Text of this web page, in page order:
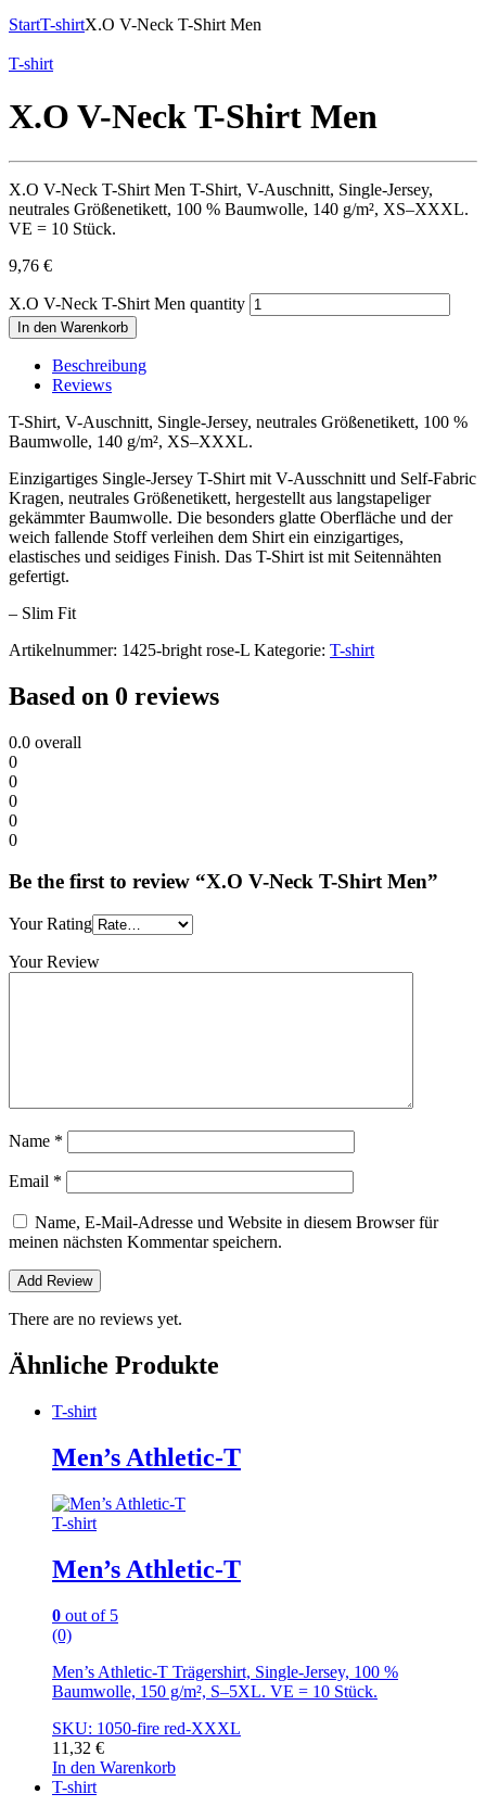
StartT-shirtX.O V-Neck T-Shirt Men
T-shirt
X.O V-Neck T-Shirt Men
X.O V-Neck T-Shirt Men T-Shirt, V-Auschnitt, Single-Jersey,
neutrales Größenetikett, 100 % Baumwolle, 140 g/m², XS–XXXL.
VE = 10 Stück.
9,76 €
X.O V-Neck T-Shirt Men quantity
In den Warenkorb
Beschreibung
Reviews
T-Shirt, V-Auschnitt, Single-Jersey, neutrales Größenetikett, 100 %
Baumwolle, 140 g/m², XS–XXXL.
Einzigartiges Single-Jersey T-Shirt mit V-Ausschnitt und Self-Fabric
Kragen, neutrales Größenetikett, hergestellt aus langstapeliger
gekämmter Baumwolle. Die besonders glatte Oberfläche und der
weich fallende Stoff verleihen dem Shirt ein einzigartiges,
elastisches und seidiges Finish. Das T-Shirt ist mit Seitennähten
gefertigt.
– Slim Fit
Artikelnummer: 1425-bright rose-L Kategorie: T-shirt
Based on 0 reviews
0.0 overall
0
0
0
0
0
Be the first to review “X.O V-Neck T-Shirt Men”
Your Rating
Your Review
Name *
Email *
Name, E-Mail-Adresse und Website in diesem Browser für
meinen nächsten Kommentar speichern.
There are no reviews yet.
Ähnliche Produkte
T-shirt
Men’s Athletic-T
T-shirt
Men’s Athletic-T
0 out of 5
(0)
Men’s Athletic-T Trägershirt, Single-Jersey, 100 %
Baumwolle, 150 g/m², S–5XL. VE = 10 Stück.
SKU: 1050-fire red-XXXL
11,32 €
In den Warenkorb
T-shirt